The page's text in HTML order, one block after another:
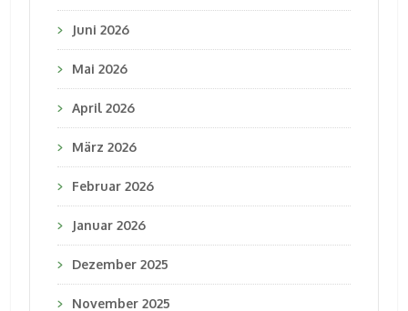
Juni 2026
Mai 2026
April 2026
März 2026
Februar 2026
Januar 2026
Dezember 2025
November 2025